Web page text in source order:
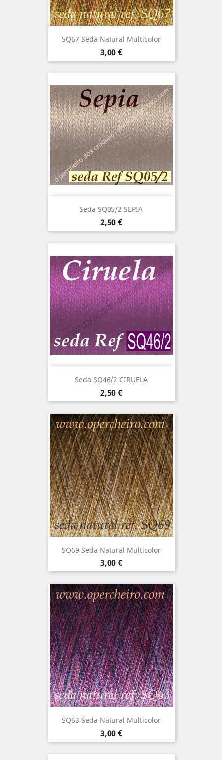
SQ67 Seda Natural Multicolor
Precio
3,00 €
Seda SQ05/2 SEPIA
Precio
2,50 €
Seda SQ46/2 CIRUELA
Precio
2,50 €
SQ69 Seda Natural Multicolor
Precio
3,00 €
SQ63 Seda Natural Multicolor
Precio
3,00 €